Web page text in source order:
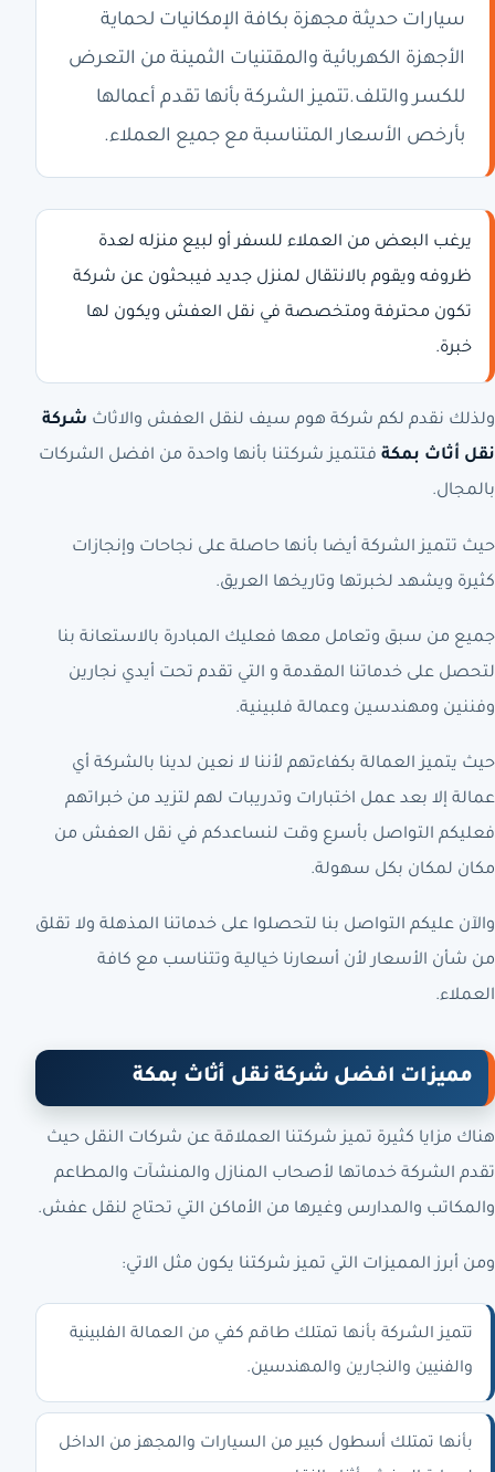
سيارات حديثة مجهزة بكافة الإمكانيات لحماية
الأجهزة الكهربائية والمقتنيات الثمينة من التعرض
للكسر والتلف.تتميز الشركة بأنها تقدم أعمالها
بأرخص الأسعار المتناسبة مع جميع العملاء.
يرغب البعض من العملاء للسفر أو لبيع منزله لعدة
ظروفه ويقوم بالانتقال لمنزل جديد فيبحثون عن شركة
تكون محترفة ومتخصصة في نقل العفش ويكون لها
خبرة.
ولذلك نقدم لكم شركة هوم سيف لنقل العفش والاثاث شركة
نقل أثاث بمكة فتتميز شركتنا بأنها واحدة من افضل الشركات
بالمجال.
حيث تتميز الشركة أيضا بأنها حاصلة على نجاحات وإنجازات
كثيرة ويشهد لخبرتها وتاريخها العريق.
جميع من سبق وتعامل معها فعليك المبادرة بالاستعانة بنا
لتحصل على خدماتنا المقدمة و التي تقدم تحت أيدي نجارين
وفننين ومهندسين وعمالة فلبينية.
حيث يتميز العمالة بكفاءتهم لأننا لا نعين لدينا بالشركة أي
عمالة إلا بعد عمل اختبارات وتدريبات لهم لتزيد من خبراتهم
فعليكم التواصل بأسرع وقت لنساعدكم في نقل العفش من
مكان لمكان بكل سهولة.
والآن عليكم التواصل بنا لتحصلوا على خدماتنا المذهلة ولا تقلق
من شأن الأسعار لأن أسعارنا خيالية وتتناسب مع كافة
العملاء.
مميزات افضل شركة نقل أثاث بمكة
هناك مزايا كثيرة تميز شركتنا العملاقة عن شركات النقل حيث
تقدم الشركة خدماتها لأصحاب المنازل والمنشآت والمطاعم
والمكاتب والمدارس وغيرها من الأماكن التي تحتاج لنقل عفش.
ومن أبرز المميزات التي تميز شركتنا يكون مثل الاتي:
تتميز الشركة بأنها تمتلك طاقم كفي من العمالة الفلبينية
والفنيين والنجارين والمهندسين.
بأنها تمتلك أسطول كبير من السيارات والمجهز من الداخل